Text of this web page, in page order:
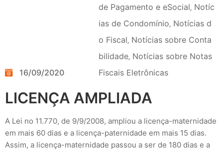
16/09/2020
de Pagamento e eSocial‚ Notíc
ias de Condomínio‚ Notícias d
o Fiscal‚ Notícias sobre Conta
bilidade‚ Notícias sobre Notas
Fiscais Eletrônicas
LICENÇA AMPLIADA
A Lei no 11.770, de 9/9/2008, ampliou a licença-maternidade
em mais 60 dias e a licença-paternidade em mais 15 dias.
Assim, a licença-maternidade passou a ser de 180 dias e a